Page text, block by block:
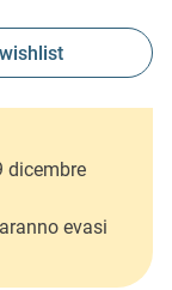
dicembre
evasi